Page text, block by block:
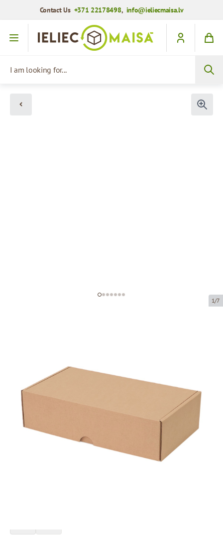
Contact Us +371 22178498, info@ieliecmaisa.lv
Skip to Content
1/7
230 x 127 x 60 mm
Material:
Thickness:
1.5 mm
Product cannot be collected from a pickup point.